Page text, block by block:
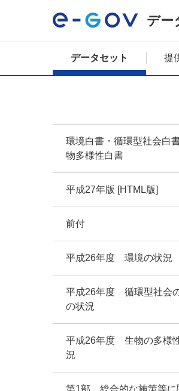
デー
データセット 提
環境白書・循環型社会白
物多様性白書
平成27年版 [HTML版]
前付
平成26年度 環境の状況
平成26年度 循環型社会
の状況
平成26年度 生物の多様
況
第1部 総合的な施策等に